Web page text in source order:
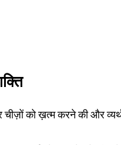
को ख़त्म करने की और